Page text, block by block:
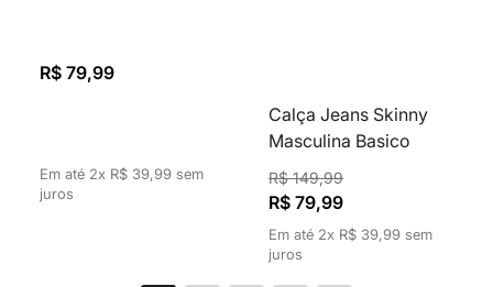
R$ 79,99
Em até 2x R$ 39,99 sem
juros
Em até2xR$
juros